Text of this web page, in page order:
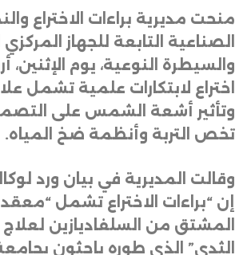
منحت مديرية براءات الاختراع
الصناعية التابعة للجهاز
والسيطرة النوعية، يوم الإثنين،
اختراع لابتكارات علمية تشمل
وتأثير أشعة الشمس على
تخص التربة وأنظمة ضخ المياه.
وقالت المديرية في بيان ورد
إن “براءات الاختراع تشمل
المشتق من السلفاديازين
الثدي” الذي طوره باحثون